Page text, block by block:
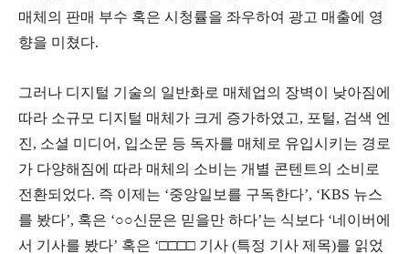
매체의 판매 부수 혹은 시청률을 좌우하여 광고 매출에 영
향을 미쳤다.
그러나 디지털 기술의 일반화로 매체업의 장벽이 낮아짐에
따라 소규모 디지털 매체가 크게 증가하였고, 포털, 검색 엔
진, 소셜 미디어, 입소문 등 독자를 매체로 유입시키는 경로
가 다양해짐에 따라 매체의 소비는 개별 콘텐트의 소비로
전환되었다. 즉 이제는 ‘중앙일보를 구독한다’, ‘KBS 뉴스
를 봤다’, 혹은 ‘○○신문은 믿을만 하다’는 식보다 ‘네이버에
서 기사를 봤다’ 혹은 ‘□□□□ 기사 (특정 기사 제목)를 읽었